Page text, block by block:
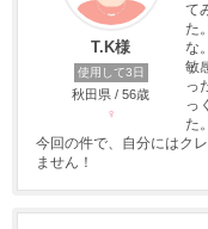
T.K様
使用して3日
秋田県 / 56歳
♀
て
た
な。
敏
っ
っ
た。
今回の件で、自分にはク
ません！